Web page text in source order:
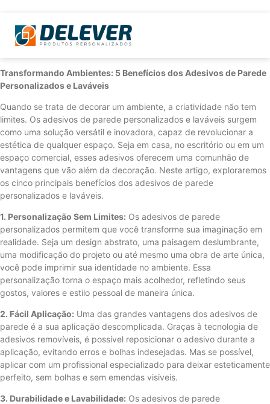
Transformando Ambientes: 5 Benefícios dos Adesivos de Parede
Personalizados e Laváveis
Quando se trata de decorar um ambiente, a criatividade não tem
limites. Os adesivos de parede personalizados e laváveis ​​surgem
como uma solução versátil e inovadora, capaz de revolucionar a
estética de qualquer espaço. Seja em casa, no escritório ou em um
espaço comercial, esses adesivos oferecem uma comunhão de
vantagens que vão além da decoração. Neste artigo, exploraremos
os cinco principais benefícios dos adesivos de parede
personalizados e laváveis.
1. Personalização Sem Limites: Os adesivos de parede
personalizados permitem que você transforme sua imaginação em
realidade. Seja um design abstrato, uma paisagem deslumbrante,
uma modificação do projeto ou até mesmo uma obra de arte única,
você pode imprimir sua identidade no ambiente. Essa
personalização torna o espaço mais acolhedor, refletindo seus
gostos, valores e estilo pessoal de maneira única.
2. Fácil Aplicação: Uma das grandes vantagens dos adesivos de
parede é a sua aplicação descomplicada. Graças à tecnologia de
adesivos removíveis, é possível reposicionar o adesivo durante a
aplicação, evitando erros e bolhas indesejadas. Mas se possível,
aplicar com um profissional especializado para deixar esteticamente
perfeito, sem bolhas e sem emendas visiveis.
3. Durabilidade e Lavabilidade: Os adesivos de parede